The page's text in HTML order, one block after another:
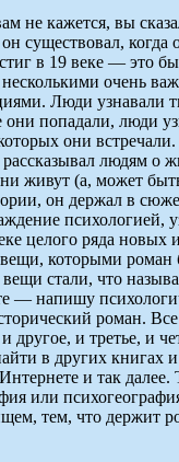
не кажется, вы
существовал, когда
в 19 веке — это
очень
Люди узнавали
они попадали, люди
они
людям о
живут (а, может
он держал в
психологией,
целого ряда новых
вещи, которыми
стали, что
— напишу
роман. Все
другое, и третье, и
в других книгах и
и так далее.
или
тем, что держит